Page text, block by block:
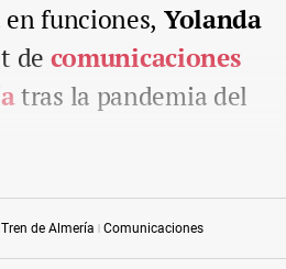
de Almería Comunicaciones
funciones, Yolanda
de comunicaciones
tras la pandemia del